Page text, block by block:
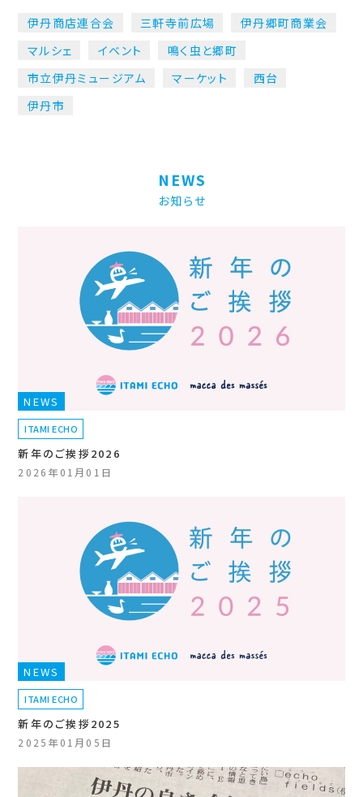
伊丹商店連合会 三軒寺前広場
伊丹郷町商業会
マルシェ
イベント
鳴く虫と郷町
市立伊丹ミュージアム
マーケット
西台
伊丹市
NEWS
お知らせ
NEWS
ITAMI ECHO
新年のご挨拶2026
2026年01月01日
NEWS
ITAMI ECHO
新年のご挨拶2025
2025年01月05日